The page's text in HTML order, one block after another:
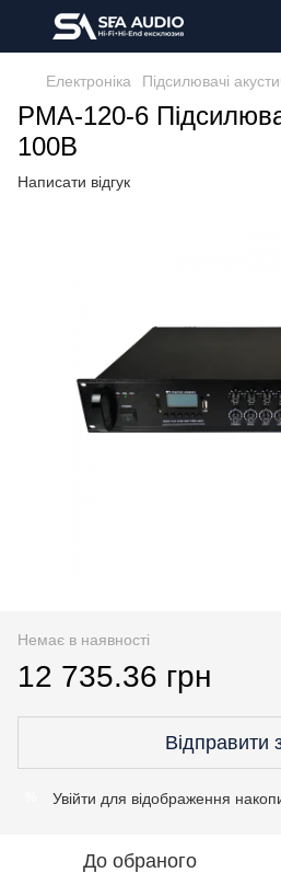
Електроніка Підсилювачі
PMA-120-6
100В
Написати відгук
Немає в наявності
12 735.36 грн
Відправити
Увійти для відображення
До обраного